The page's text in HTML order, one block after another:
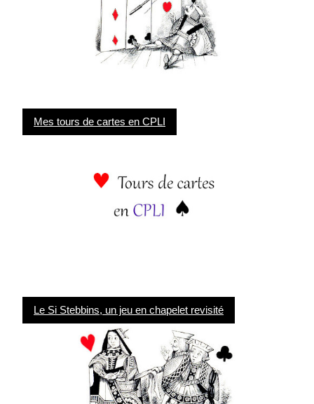
Mes tours de cartes en CPLI
Le Si Stebbins, un jeu en chapelet revisité